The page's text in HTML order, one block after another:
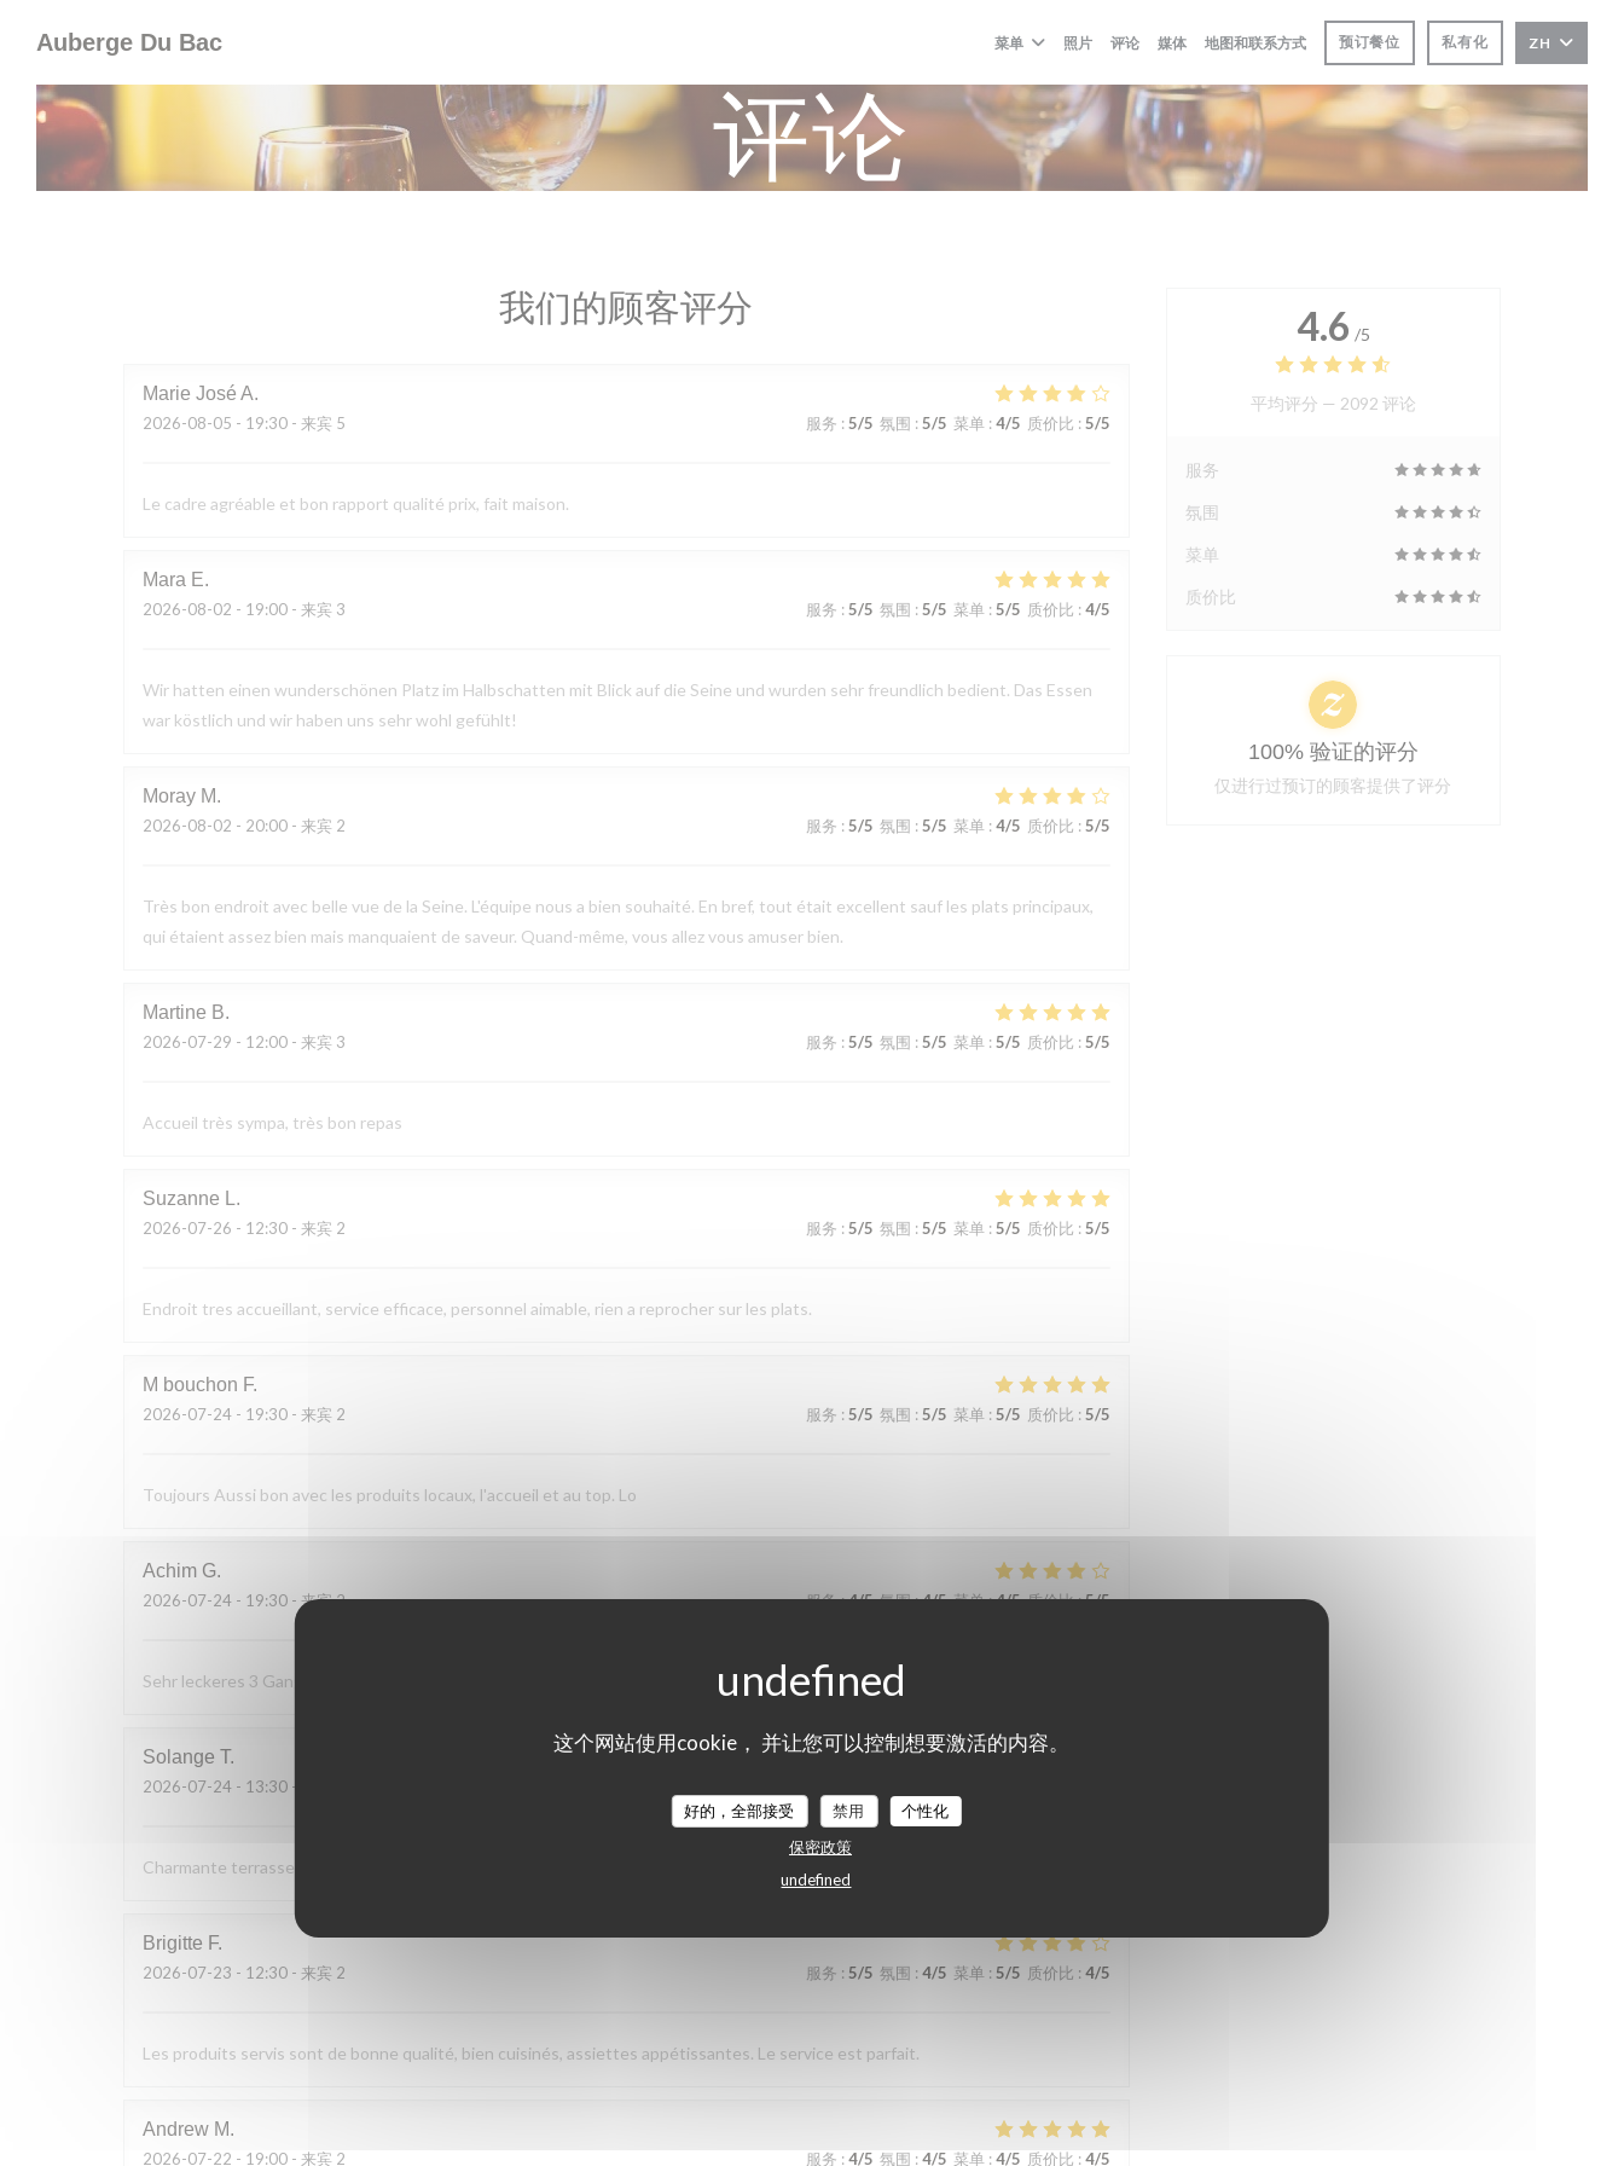
这个网站使用cookie， 并让您可以控制想要激活的内容。
好的，全部接受 禁用
个性化
保密政策
undefined
Auberge Du Bac 菜单 照片 评论 媒体 地图和联系方式 预订餐位 私有化 ZH
评论
我们的顾客评分
Marie José A
2026-08-05 - 19:30 - 来宾 5 服务 : 5/5 氛围 : 5/5 菜单: 4/5 质价比 : 5/5
Le cadre agréable et bon rapport qualité prix, fait maison.
Mara E
2026-08-02 - 19:00 - 来宾 3 服务 : 5/5 氛围 : 5/5 菜单: 5/5 质价比 : 4/5
Wir hatten einen wunderschönen Platz im Halbschatten mit Blick auf die Seine und wurden sehr freundlich bedient. Das Essen
war köstlich und wir haben uns sehr wohl gefühlt!
Moray M
2026-08-02 - 20:00 - 来宾 2 服务 : 5/5 氛围 : 5/5 菜单: 4/5 质价比 : 5/5
Très bon endroit avec belle vue de la Seine. L'équipe nous a bien souhaité. En bref, tout était excellent sauf les plats principaux,
qui étaient assez bien mais manquaient de saveur. Quand-même, vous allez vous amuser bien.
Martine B
2026-07-29 - 12:00 - 来宾 3 服务 : 5/5 氛围 : 5/5 菜单: 5/5 质价比 : 5/5
Accueil très sympa, très bon repas
Suzanne L
2026-07-26 - 12:30 - 来宾 2 服务 : 5/5 氛围 : 5/5 菜单: 5/5 质价比 : 5/5
Endroit tres accueillant, service efficace, personnel aimable, rien a reprocher sur les plats.
M bouchon F
2026-07-24 - 19:30 - 来宾 2 服务 : 5/5 氛围 : 5/5 菜单: 5/5 质价比 : 5/5
Toujours Aussi bon avec les produits locaux, l'accueil et au top. Lo
Achim G
2026-07-24 - 19:30 - 来宾 2 服务:4/5 氛围:4/5 菜单:4/5 质价比:5/5
Sehr leckeres 3 Gang Menü mit guten Preis Leistungsverhältnis. Nettes freundliches Personal Wir kommen gerne wieder
Solange T
2026-07-24 - 13:30 - 来宾 2
Charmante terrasse vue sur le bac. Cuisine simple et délicieuse. Excellent rapport qualité prix
Brigitte F
2026-07-23 - 12:30 - 来宾 2 服务 : 5/5 氛围 : 4/5 菜单 : 5/5 质价比 : 4/5
Les produits servis sont de bonne qualité, bien cuisinés, assiettes appétissantes. Le service est parfait.
Andrew M
2026-07-22 - 19:00 - 来宾 2 服务 : 4/5 氛围 : 4/5 菜单: 4/5 质价比 : 4/5
4.6 /5
平均评分 — 2092 评论
服务
氛围
菜单
质价比
100% 验证的评分
仅进行过预订的顾客提供了评分